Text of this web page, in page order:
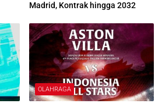
Madrid, Kontrak hingga 2032
OLAHRAGA